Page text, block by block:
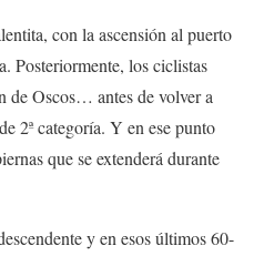
con la ascensión al puerto
Posteriormente, los ciclistas
de Oscos… antes de volver a
2ª categoría. Y en ese punto
que se extenderá durante
y en esos últimos 60-